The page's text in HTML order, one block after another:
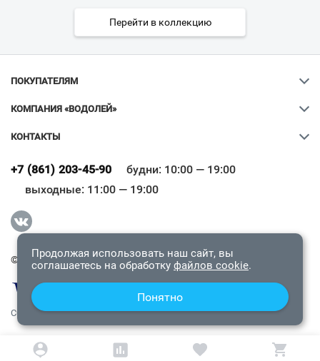
Перейти в коллекцию
ПОКУПАТЕЛЯМ
КОМПАНИЯ «ВОДОЛЕЙ»
КОНТАКТЫ
+7 (861) 203-45-90
будни: 10:00 — 19:00
выходные: 11:00 — 19:00
© 2009-2026 «Водолей Онлайн». Все права защищены.
СОГЛАШЕНИЕ О КОНФИДЕНЦИАЛЬНОСТИ
Всё верно
Продолжая использовать наш сайт, вы
соглашаетесь на обработку файлов cookie.
Понятно